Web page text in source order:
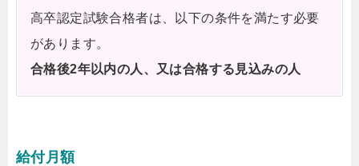
高卒認定試験合格者は、以下の条件を満たす必要
があります。
合格後2年以内の人、又は合格する見込みの人
給付月額